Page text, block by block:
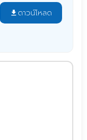
file_download ดาวน์โหลด